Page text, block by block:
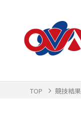
TOP 競技結果